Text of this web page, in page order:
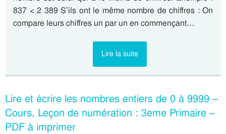
837 < 2 389 S’ils ont le même nombre de chiffres : On
compare leurs chiffres un par un en commençant…
Lire la suite
Lire et écrire les nombres entiers de 0 à 9999 –
Cours, Leçon de numération : 3eme Primaire –
PDF à imprimer